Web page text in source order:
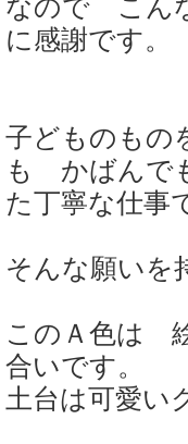
なので こん
に感謝です。
子どものもの
も かばんで
た丁寧な仕事
そんな願いを
このＡ色は
合いです。
土台は可愛い